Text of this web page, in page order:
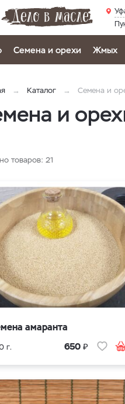
Семена и орехи Жмых
Каталог Семена и
и
товаров: 21
амаранта
г. 650 ₽